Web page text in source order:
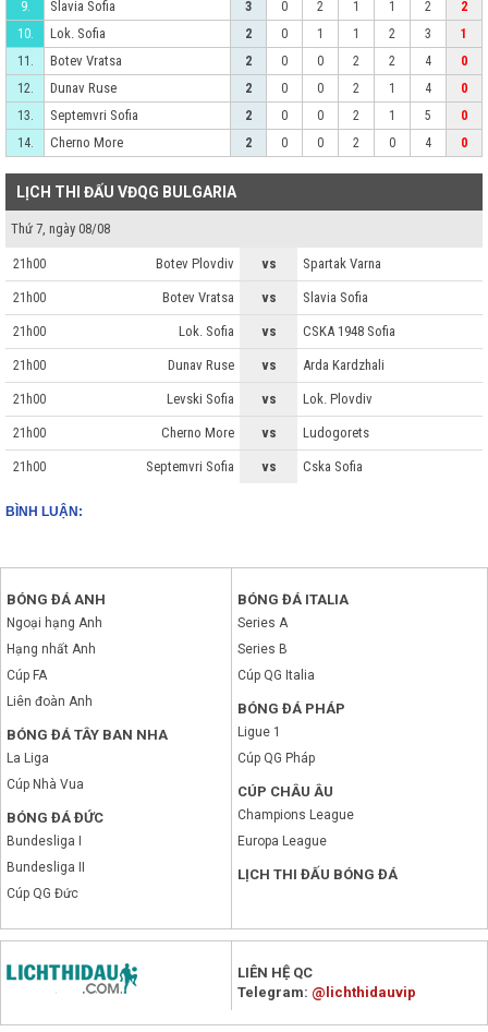
9.
Slavia Sofia 3 0 2 1 1 2
2
10.
Lok. Sofia 2 0 1 1 2 3
1
11.
Botev Vratsa 2 0 0 2 2 4
0
12.
Dunav Ruse 2 0 0 2 1 4
0
13.
Septemvri Sofia 2 0 0 2 1 5
0
14.
Cherno More 2 0 0 2 0 4 0
LỊCH THI ĐẤU VĐQG BULGARIA
Thứ 7, ngày 08/08
21h00 Botev Plovdiv vs Spartak Varna
21h00 Botev Vratsa vs Slavia Sofia
21h00 Lok. Sofia vs CSKA 1948 Sofia
21h00 Dunav Ruse vs Arda Kardzhali
21h00 Levski Sofia vs Lok. Plovdiv
21h00 Cherno More vs Ludogorets
21h00 Septemvri Sofia vs Cska Sofia
BÌNH LUẬN:
BÓNG ĐÁ ANH
Ngoại hạng Anh
Hạng nhất Anh
Cúp FA
Liên đoàn Anh
BÓNG ĐÁ TÂY BAN NHA
La Liga
Cúp Nhà Vua
BÓNG ĐÁ ĐỨC
Bundesliga I
Bundesliga II
Cúp QG Đức
BÓNG ĐÁ ITALIA
Series A
Series B
Cúp QG Italia
BÓNG ĐÁ PHÁP
Ligue 1
Cúp QG Pháp
CÚP CHÂU ÂU
Champions League
Europa League
LỊCH THI ĐẤU BÓNG ĐÁ
LIÊN HỆ QC
Telegram: @lichthidauvip
x